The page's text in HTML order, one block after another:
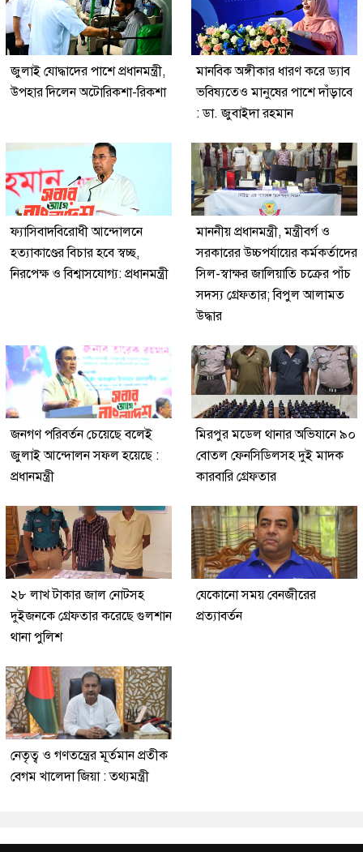
জুলাই যোদ্ধাদের পাশে প্রধানমন্ত্রী,
উপহার দিলেন অটোরিকশা-রিকশা
মানবিক অঙ্গীকার ধারণ করে ড্যাব
ভবিষ্যতেও মানুষের পাশে দাঁড়াবে
: ডা. জুবাইদা রহমান
ফ্যাসিবাদবিরোধী আন্দোলনে
হত্যাকাণ্ডের বিচার হবে স্বচ্ছ,
নিরপেক্ষ ও বিশ্বাসযোগ্য: প্রধানমন্ত্রী
মাননীয় প্রধানমন্ত্রী, মন্ত্রীবর্গ ও
সরকারের উচ্চপর্যায়ের কর্মকর্তাদের
সিল-স্বাক্ষর জালিয়াতি চক্রের পাঁচ
সদস্য গ্রেফতার; বিপুল আলামত
উদ্ধার
জনগণ পরিবর্তন চেয়েছে বলেই
জুলাই আন্দোলন সফল হয়েছে :
প্রধানমন্ত্রী
মিরপুর মডেল থানার অভিযানে ৯০
বোতল ফেনসিডিলসহ দুই মাদক
কারবারি গ্রেফতার
২৮ লাখ টাকার জাল নোটসহ
দুইজনকে গ্রেফতার করেছে গুলশান
থানা পুলিশ
যেকোনো সময় বেনজীরের
প্রত্যাবর্তন
নেতৃত্ব ও গণতন্ত্রের মূর্তমান প্রতীক
বেগম খালেদা জিয়া : তথ্যমন্ত্রী